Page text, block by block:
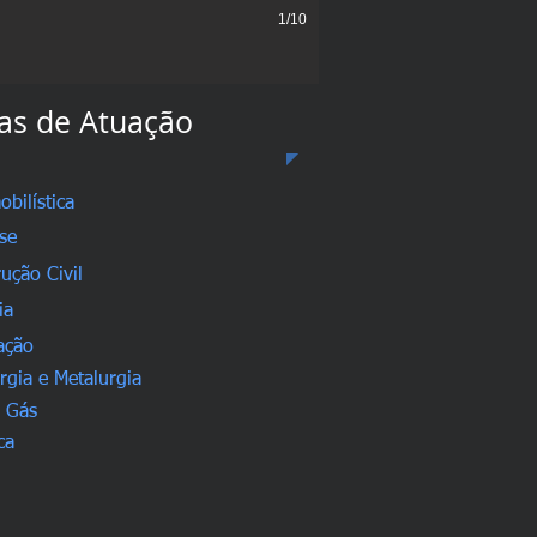
1/10
de Atuação
Civil
e Metalurgia
Gás